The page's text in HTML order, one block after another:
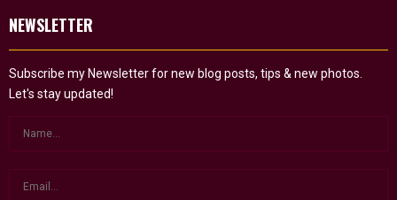
NEWSLETTER
Subscribe my Newsletter for new blog posts, tips & new photos.
Let's stay updated!